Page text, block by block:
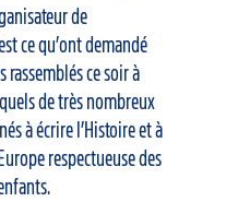
de
ce qu’ont demandé
rassemblés ce soir à
de très nombreux
à écrire l’Histoire et à
respectueuse des